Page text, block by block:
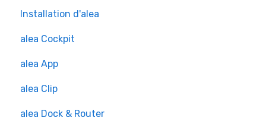
Installation d'alea
alea Cockpit
alea App
alea Clip
alea Dock & Router